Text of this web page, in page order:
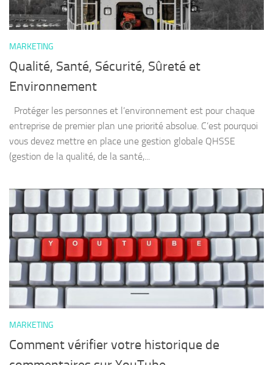
MARKETING
Qualité, Santé, Sécurité, Sûreté et
Environnement
Protéger les personnes et l’environnement est pour chaque
entreprise de premier plan une priorité absolue. C’est pourquoi
vous devez mettre en place une gestion globale QHSSE
(gestion de la qualité, de la santé,...
MARKETING
Comment vérifier votre historique de